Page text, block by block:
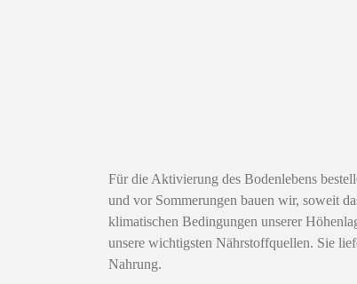
Für die Aktivierung des Bodenlebens
und vor Sommerungen bauen wir, soweit
klimatischen Bedingungen unserer
unsere wichtigsten Nährstoffquellen. Sie
Nahrung.